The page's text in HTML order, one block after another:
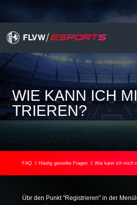
WIE KANN ICH
TRIEREN?
FAQ Häufig gestellte Fragen Wie kann ich mich
Übr den Punkt "Registrieren" in der